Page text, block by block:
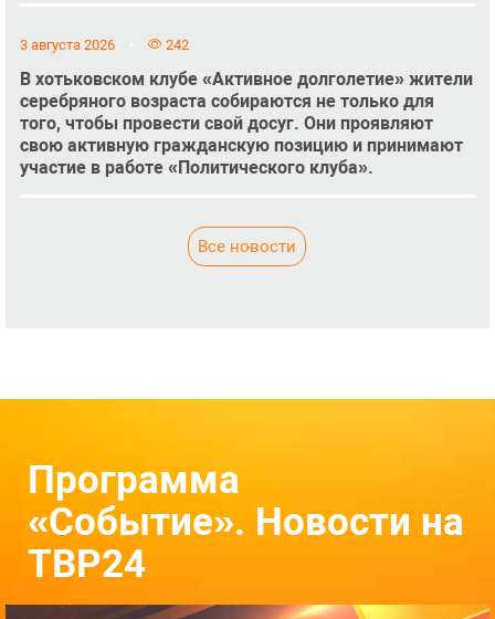
3 августа 2026 242
В хотьковском клубе «Активное долголетие» жители
серебряного возраста собираются не только для
того, чтобы провести свой досуг. Они проявляют
свою активную гражданскую позицию и принимают
участие в работе «Политического клуба».
Все новости
Программа
«Событие». Новости на
ТВР24